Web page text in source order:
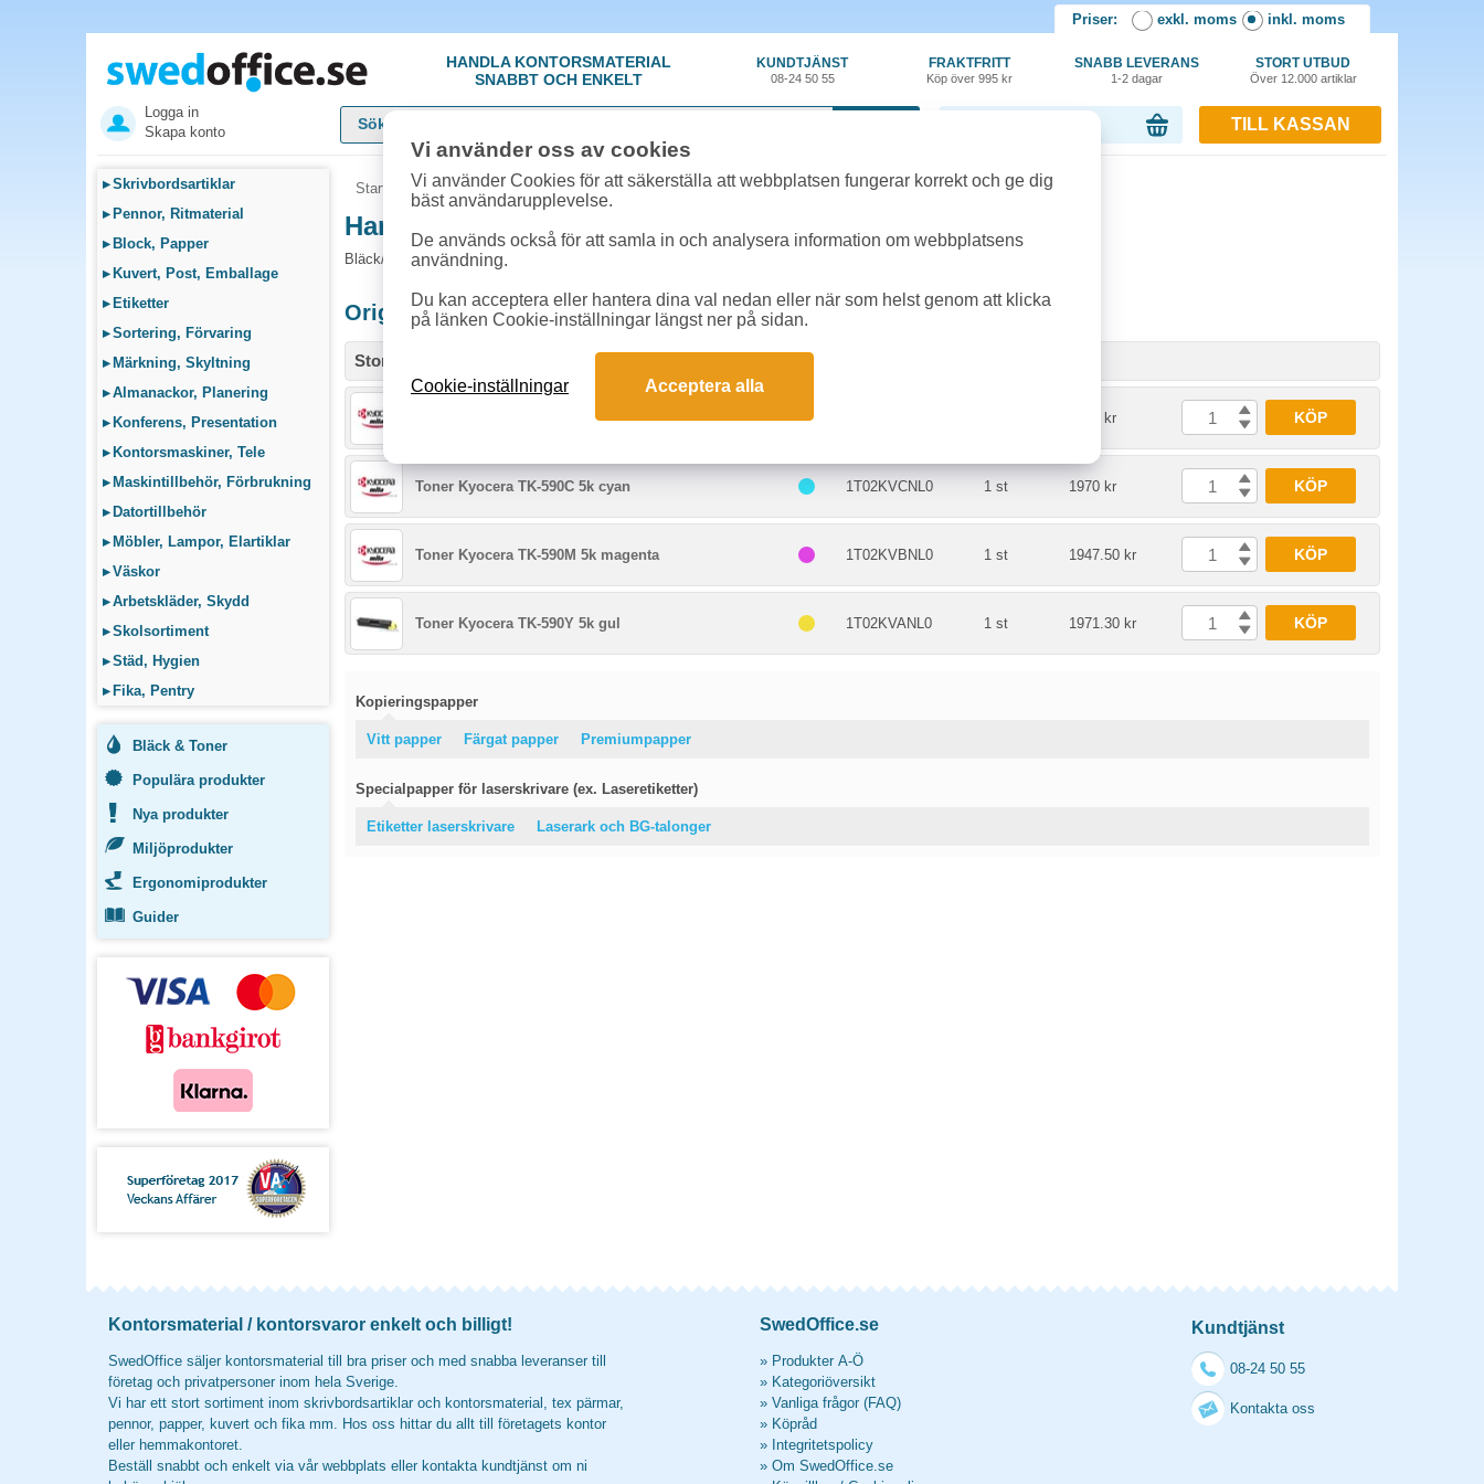
Priser: exkl. moms inkl. moms
HANDLA KONTORSMATERIAL
SNABBT OCH ENKELT
KUNDTJÄNST
08-24 50 55
FRAKTFRITT
Köp över 995 kr
SNABB LEVERANS
1-2 dagar
STORT UTBUD
Över 12.000 artiklar
Logga in
Skapa konto
TILL KASSAN
▸Skrivbordsartiklar
▸ Pennor, Ritmaterial
▸ Block, Papper
▸ Kuvert, Post, Emballage
▸ Etiketter
▸Sortering, Förvaring
▸ Märkning, Skyltning
▸Almanackor, Planering
▸ Konferens, Presentation
▸ Kontorsmaskiner, Tele
▸ Maskintillbehör, Förbrukning
▸ Datortillbehör
▸ Möbler, Lampor, Elartiklar
▸Väskor
▸Arbetskläder, Skydd
▸Skolsortiment
▸Städ, Hygien
▸ Fika, Pentry
Bläck & Toner
Populära produkter
Nya produkter
Miljöprodukter
Ergonomiprodukter
Guider
Startsida » Sök bläck & toner»Kyocera Mita FS-C 2036
Handla Bläck/Toner till Kyocera Mita FS-C 2036 online
Bläck/Toner och tillbehör som passar till Kyocera Mita FS-C 2036
Originalprodukter till Kyocera Mita FS-C 2036
Storlek / info Färg
Toner Kyocera TK-590K 7k svart 1750 kr KÖP
Toner Kyocera TK-590C 5k cyan 1T02KVCNL0 1 st 1970 kr KÖP
Toner Kyocera TK-590M 5k magenta 1T02KVBNL0 1 st 1947.50 kr KÖP
Toner Kyocera TK-590Y 5k gul 1T02KVANL0 1 st 1971.30 kr KÖP
Kopieringspapper
Vitt papper Färgat papper Premiumpapper
Specialpapper för laserskrivare (ex. Laseretiketter)
Etiketter laserskrivare Laserark och BG-talonger
Kontorsmaterial / kontorsvaror enkelt och billigt!
SwedOffice säljer kontorsmaterial till bra priser och med snabba leveranser till
företag och privatpersoner inom hela Sverige.
Vi har ett stort sortiment inom skrivbordsartiklar och kontorsmaterial, tex pärmar,
pennor, papper, kuvert och fika mm. Hos oss hittar du allt till företagets kontor
eller hemmakontoret.
Beställ snabbt och enkelt via vår webbplats eller kontakta kundtjänst om ni
SwedOffice.se
» Produkter A-Ö
» Kategoriöversikt
» Vanliga frågor (FAQ)
» Köpråd
» Integritetspolicy
» Om SwedOffice.se
Kundtjänst
08-24 50 55
Kontakta oss
Vi använder oss av cookies
Vi använder Cookies för att säkerställa att webbplatsen fungerar korrekt och ge dig
bäst användarupplevelse.
De används också för att samla in och analysera information om webbplatsens
användning.
Du kan acceptera eller hantera dina val nedan eller när som helst genom att klicka
på länken Cookie-inställningar längst ner på sidan.
Cookie-inställningar Acceptera alla